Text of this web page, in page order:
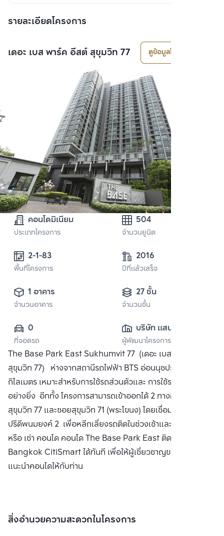
รายละเอียดโครงการ
เดอะ เบส พาร์ค อีสต์ สุขุมวิท 77 ดูข้อมูลโครงการ
คอนโดมิเนียม
ประเภทโครงการ
504
จำนวนยูนิต
พื้นที่โครงการ
2016
ปีที่แล้วเสร็จ
1 อาคาร
จำนวนอาคาร
27 ชั้น
จำนวนชั้น
0
ที่จอดรถ
บริษัท แสนสิริ
จำกัด (มหาชน)
ผู้พัฒนาโครงการ
The Base Park East Sukhumvit 77 (เดอะ เบส พาร์ค อีสต์
สุขุมวิท 77) ห่างจากสถานีรถไฟฟ้า BTS อ่อนนุชประมาณ 1
กิโลเมตร เหมาะสำหรับการใช้รถส่วนตัวและ การใช้รถไฟฟ้า BTS
อย่างยิ่ง อีกทั้ง โครงการสามารถเข้าออกได้ 2 ทางคือทางซอย
สุขุมวิท 77 และซอยสุขุมวิท 71 (พระโขนง) โดยเชื่อมออกทางซอย
ปรีดีพนมยงค์ 2 เพื่อหลีกเลี่ยงรถติดในช่วงเช้าและเย็น ซื้อ ขาย
หรือ เช่า คอนโด คอนโด The Base Park East ติดต่อหาเรา
Bangkok CitiSmart ได้ทันที เพื่อให้ผู้เชี่ยวชาญของเราได้
แนะนำคอนโดให้กับท่าน
สิ่งอำนวยความสะดวกในโครงการ